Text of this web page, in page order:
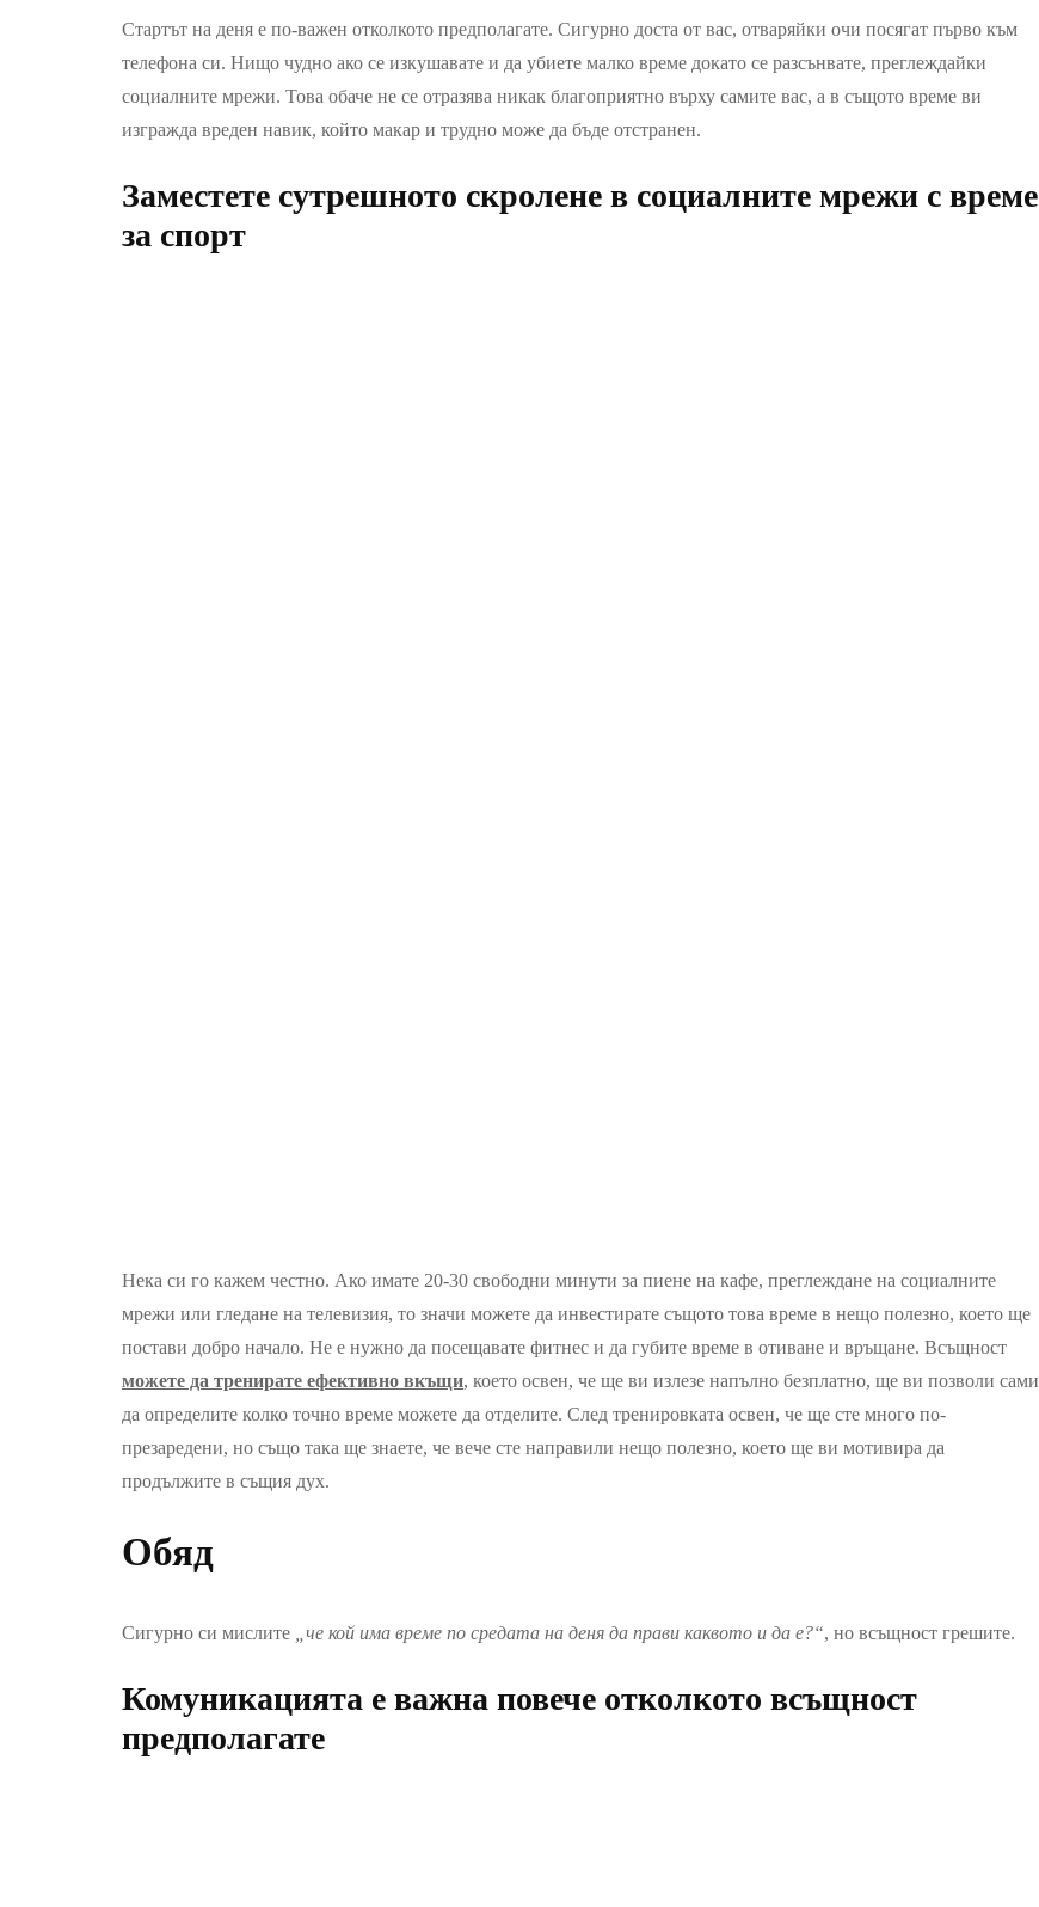
Стартът на деня е по-важен отколкото предполагате. Сигурно доста от вас, отваряйки очи посягат първо към
телефона си. Нищо чудно ако се изкушавате и да убиете малко време докато се разсънвате, преглеждайки
социалните мрежи. Това обаче не се отразява никак благоприятно върху самите вас, а в същото време ви
изгражда вреден навик, който макар и трудно може да бъде отстранен.
Заместете сутрешното скролене в социалните мрежи с време
за спорт
Нека си го кажем честно. Ако имате 20-30 свободни минути за пиене на кафе, преглеждане на социалните
мрежи или гледане на телевизия, то значи можете да инвестирате същото това време в нещо полезно, което ще
постави добро начало. Не е нужно да посещавате фитнес и да губите време в отиване и връщане. Всъщност
можете да тренирате ефективно вкъщи, което освен, че ще ви излезе напълно безплатно, ще ви позволи сами
да определите колко точно време можете да отделите. След тренировката освен, че ще сте много по-
презаредени, но също така ще знаете, че вече сте направили нещо полезно, което ще ви мотивира да
продължите в същия дух.
Обяд
Сигурно си мислите „че кой има време по средата на деня да прави каквото и да е?“, но всъщност грешите.
Комуникацията е важна повече отколкото всъщност
предполагате